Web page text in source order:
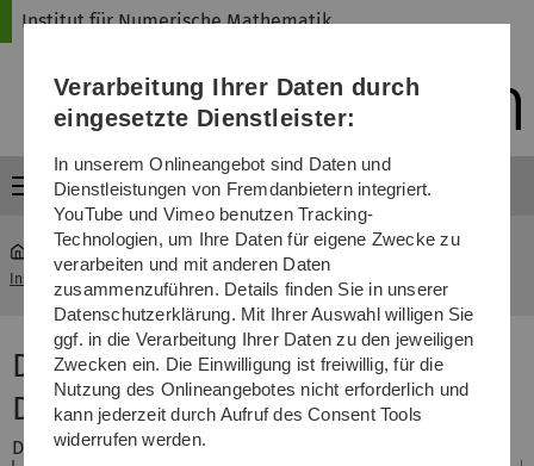
Direkt
Direkt
Direkt
(Sprache,
Drucken,
Media)
Direkt
Direkt
Institut für Numerische Mathematik
Menü
Institut für Numerische Mathematik
Diplomanden- und
Doktorandenseminar Numerik
Datum und UhrzeitVortragenderVortragstitel
Verarbeitung Ihrer Daten durch
eingesetzte Dienstleister:
In unserem Onlineangebot sind Daten und
Dienstleistungen von Fremdanbietern integriert.
YouTube und Vimeo benutzen Tracking-
Technologien, um Ihre Daten für eigene Zwecke zu
verarbeiten und mit anderen Daten
zusammenzuführen. Details finden Sie in unserer
Datenschutzerklärung. Mit Ihrer Auswahl willigen Sie
ggf. in die Verarbeitung Ihrer Daten zu den jeweiligen
Zwecken ein. Die Einwilligung ist freiwillig, für die
Nutzung des Onlineangebotes nicht erforderlich und
kann jederzeit durch Aufruf des Consent Tools
widerrufen werden.